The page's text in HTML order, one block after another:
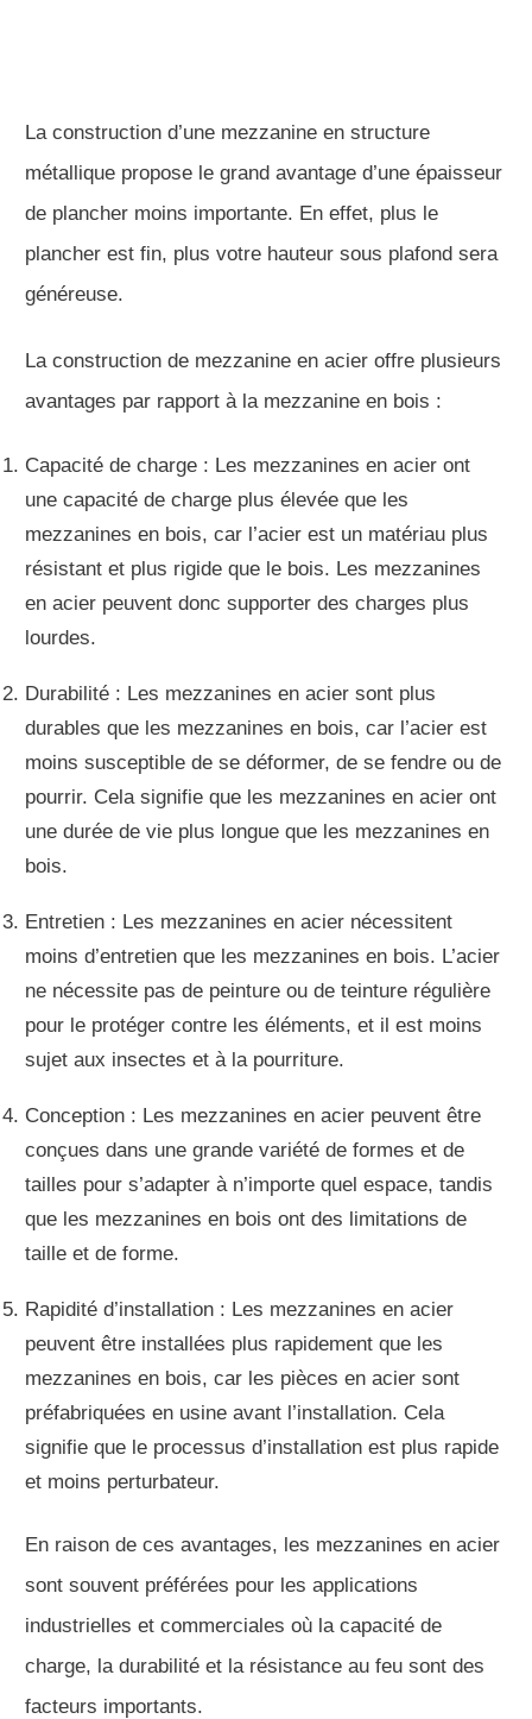
La construction d’une mezzanine en structure
métallique propose le grand avantage d’une épaisseur
de plancher moins importante. En effet, plus le
plancher est fin, plus votre hauteur sous plafond sera
généreuse.
La construction de mezzanine en acier offre plusieurs
avantages par rapport à la mezzanine en bois :
Capacité de charge : Les mezzanines en acier ont
une capacité de charge plus élevée que les
mezzanines en bois, car l’acier est un matériau plus
résistant et plus rigide que le bois. Les mezzanines
en acier peuvent donc supporter des charges plus
lourdes.
Durabilité : Les mezzanines en acier sont plus
durables que les mezzanines en bois, car l’acier est
moins susceptible de se déformer, de se fendre ou de
pourrir. Cela signifie que les mezzanines en acier ont
une durée de vie plus longue que les mezzanines en
bois.
Entretien : Les mezzanines en acier nécessitent
moins d’entretien que les mezzanines en bois. L’acier
ne nécessite pas de peinture ou de teinture régulière
pour le protéger contre les éléments, et il est moins
sujet aux insectes et à la pourriture.
Conception : Les mezzanines en acier peuvent être
conçues dans une grande variété de formes et de
tailles pour s’adapter à n’importe quel espace, tandis
que les mezzanines en bois ont des limitations de
taille et de forme.
Rapidité d’installation : Les mezzanines en acier
peuvent être installées plus rapidement que les
mezzanines en bois, car les pièces en acier sont
préfabriquées en usine avant l’installation. Cela
signifie que le processus d’installation est plus rapide
et moins perturbateur.
En raison de ces avantages, les mezzanines en acier
sont souvent préférées pour les applications
industrielles et commerciales où la capacité de
charge, la durabilité et la résistance au feu sont des
facteurs importants.